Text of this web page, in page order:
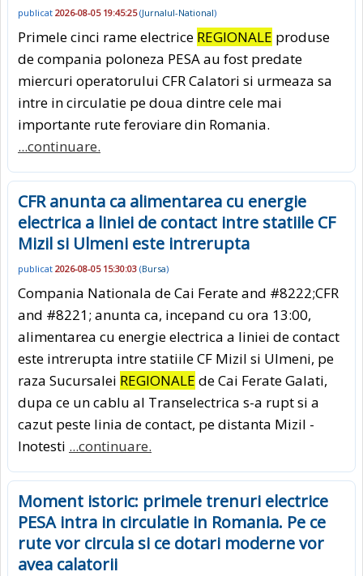
publicat 2026-08-05 19:45:25(Jurnalul-National)
Primele cinci rame electrice REGIONALE produse
de compania poloneza PESA au fost predate
miercuri operatorului CFR Calatori si urmeaza sa
intre in circulatie pe doua dintre cele mai
importante rute feroviare din Romania.
...continuare.
CFR anunta ca alimentarea cu energie
electrica a liniei de contact intre statiile CF
Mizil si Ulmeni este intrerupta
publicat 2026-08-05 15:30:03 (Bursa)
Compania Nationala de Cai Ferate and #8222;CFR
and #8221; anunta ca, incepand cu ora 13:00,
alimentarea cu energie electrica a liniei de contact
este intrerupta intre statiile CF Mizil si Ulmeni, pe
raza Sucursalei REGIONALE de Cai Ferate Galati,
dupa ce un cablu al Transelectrica s-a rupt si a
cazut peste linia de contact, pe distanta Mizil -
Inotesti ...continuare.
Moment istoric: primele trenuri electrice
PESA intra in circulatie in Romania. Pe ce
rute vor circula si ce dotari moderne vor
avea calatorii